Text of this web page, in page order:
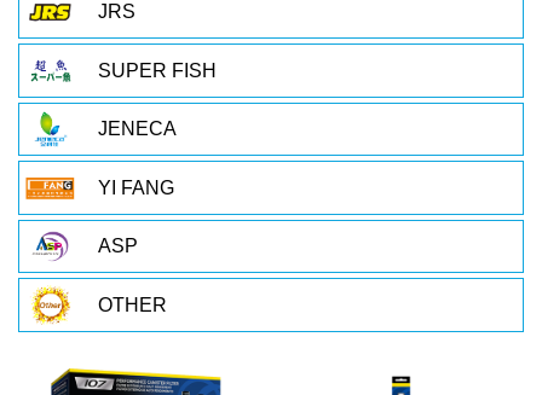
JRS
SUPER FISH
JENECA
YI FANG
ASP
OTHER